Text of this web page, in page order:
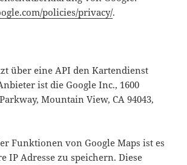
policies/privacy/.
über eine API den Kartendienst
ist die Google Inc., 1600
Mountain View, CA 94043,
Funktionen von Google Maps ist es
IP Adresse zu speichern. Diese